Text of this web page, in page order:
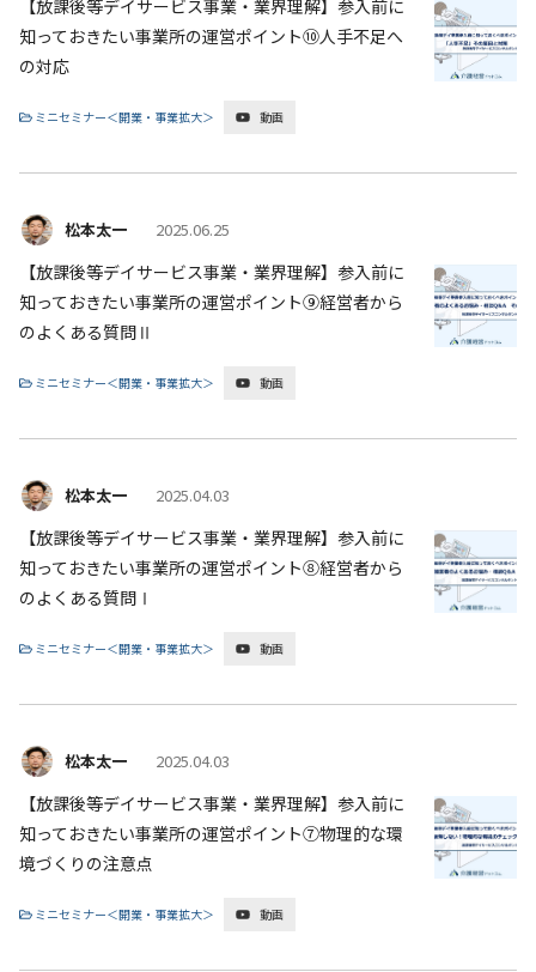
【放課後等デイサービス事業・業界理解】参入前に
知っておきたい事業所の運営ポイント⑩人手不足へ
の対応
動画
ミニセミナー＜開業・事業拡大＞
松本太一 2025.06.25
【放課後等デイサービス事業・業界理解】参入前に
知っておきたい事業所の運営ポイント⑨経営者から
のよくある質問Ⅱ
動画
ミニセミナー＜開業・事業拡大＞
松本太一 2025.04.03
【放課後等デイサービス事業・業界理解】参入前に
知っておきたい事業所の運営ポイント⑧経営者から
のよくある質問Ⅰ
動画
ミニセミナー＜開業・事業拡大＞
松本太一 2025.04.03
【放課後等デイサービス事業・業界理解】参入前に
知っておきたい事業所の運営ポイント⑦物理的な環
境づくりの注意点
動画
ミニセミナー＜開業・事業拡大＞